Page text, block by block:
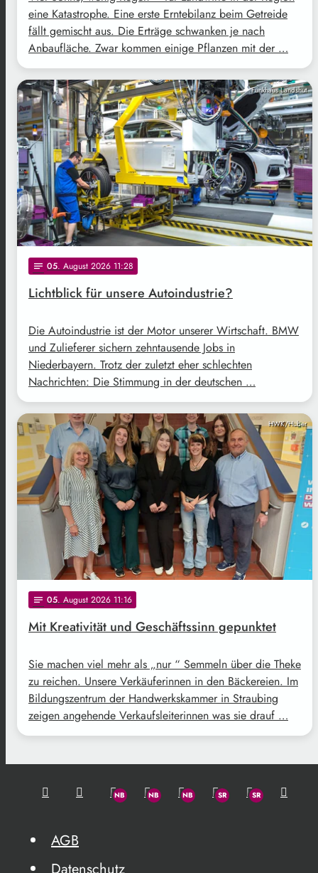
eine Katastrophe. Eine erste Erntebilanz beim Getreide
fällt gemischt aus. Die Erträge schwanken je nach
Anbaufläche. Zwar kommen einige Pflanzen mit der …
Funkhaus Landshut
notes 05. August 2026 11:28
Lichtblick für unsere Autoindustrie?
Die Autoindustrie ist der Motor unserer Wirtschaft. BMW
und Zulieferer sichern zehntausende Jobs in
Niederbayern. Trotz der zuletzt eher schlechten
Nachrichten: Die Stimmung in der deutschen …
HWK/Huber
notes 05. August 2026 11:16
Mit Kreativität und Geschäftssinn gepunktet
Sie machen viel mehr als „nur “ Semmeln über die Theke
zu reichen. Unsere Verkäuferinnen in den Bäckereien. Im
Bildungszentrum der Handwerkskammer in Straubing
zeigen angehende Verkaufsleiterinnen was sie drauf …
AGB